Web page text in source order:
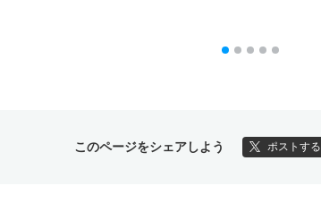
このページをシェアしよう ポストする